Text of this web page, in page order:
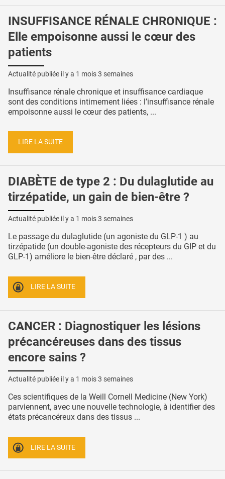
INSUFFISANCE RÉNALE CHRONIQUE :
Elle empoisonne aussi le cœur des
patients
Actualité publiée il y a 1 mois 3 semaines
Insuffisance rénale chronique et insuffisance cardiaque
sont des conditions intimement liées : l’insuffisance rénale
empoisonne aussi le cœur des patients, ...
LIRE LA SUITE
DIABÈTE de type 2 : Du dulaglutide au
tirzépatide, un gain de bien-être ?
Actualité publiée il y a 1 mois 3 semaines
Le passage du dulaglutide (un agoniste du GLP-1 ) au
tirzépatide (un double-agoniste des récepteurs du GIP et du
GLP-1) améliore le bien-être déclaré , par des ...
LIRE LA SUITE
CANCER : Diagnostiquer les lésions
précancéreuses dans des tissus
encore sains ?
Actualité publiée il y a 1 mois 3 semaines
Ces scientifiques de la Weill Cornell Medicine (New York)
parviennent, avec une nouvelle technologie, à identifier des
états précancéreux dans des tissus ...
LIRE LA SUITE